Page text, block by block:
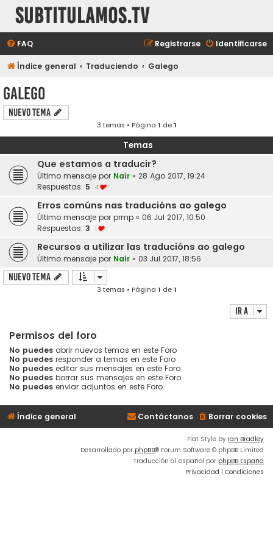
subtitulamos.tv
FAQ Identificarse
Registrarse
Índice general Traduciendo Galego
Galego
Nuevo Tema
3 temas • Página 1 de1
Temas
Que estamos a traducir?
Último mensaje por Naír « 28 Ago 2017, 19:24
Respuestas: 5 4
Erros comúns nas traducións ao galego
Último mensaje por prmp « 06 Jul 2017, 10:50
Respuestas: 3 1
Recursos a utilizar las traducións ao galego
Último mensaje por Naír « 03 Jul 2017, 18:56
Nuevo Tema
3 temas • Página 1 de1
Ir a
Permisos del foro
No puedes abrir nuevos temas en este Foro
No puedes responder a temas en este Foro
No puedes editar sus mensajes en este Foro
No puedes borrar sus mensajes en este Foro
No puedes enviar adjuntos en este Foro
Índice general Borrar cookies
Contáctanos
Flat Style by Ian Bradley
Desarrollado por phpBB® Forum Software © phpBB Limited
Traducción al español por phpBB España
Privacidad | Condiciones